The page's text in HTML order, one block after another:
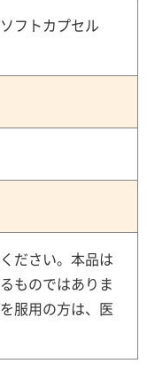
フトカプセル
ださい。本品は
ものではありま
服用の方は、医